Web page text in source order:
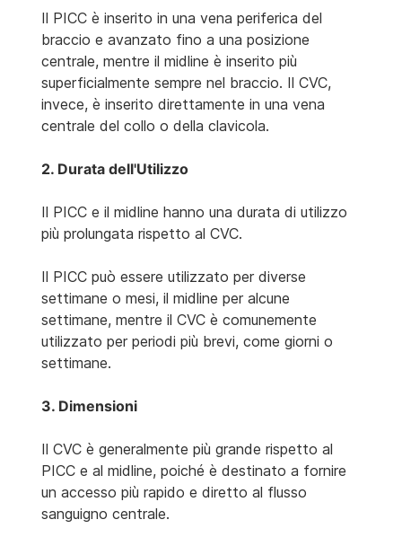
Il PICC è inserito in una vena periferica del
braccio e avanzato fino a una posizione
centrale, mentre il midline è inserito più
superficialmente sempre nel braccio. Il CVC,
invece, è inserito direttamente in una vena
centrale del collo o della clavicola.
2. Durata dell'Utilizzo
Il PICC e il midline hanno una durata di utilizzo
più prolungata rispetto al CVC.
Il PICC può essere utilizzato per diverse
settimane o mesi, il midline per alcune
settimane, mentre il CVC è comunemente
utilizzato per periodi più brevi, come giorni o
settimane.
3. Dimensioni
Il CVC è generalmente più grande rispetto al
PICC e al midline, poiché è destinato a fornire
un accesso più rapido e diretto al flusso
sanguigno centrale.